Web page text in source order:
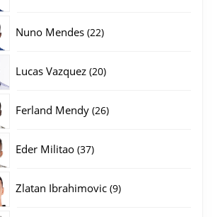
Nuno Mendes 2222
Lucas Vazquez 2020
Ferland Mendy 2626
Eder Militao 3737
Zlatan Ibrahimovic 99